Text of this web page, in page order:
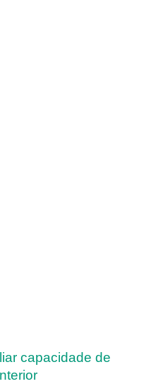
capacidade de